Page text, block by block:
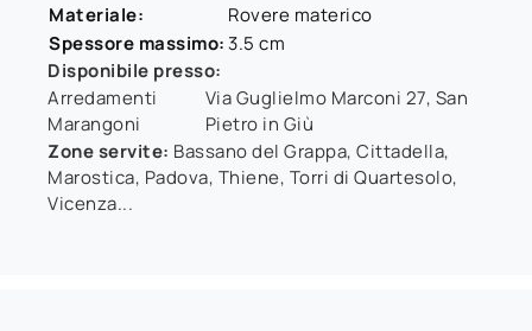
Materiale:
Rovere materico
Spessore massimo: 3.5 cm
Disponibile presso:
Arredamenti
Marangoni
Via Guglielmo Marconi 27, San
Pietro in Giù
Zone servite: Bassano del Grappa, Cittadella,
Marostica, Padova, Thiene, Torri di Quartesolo,
Vicenza...